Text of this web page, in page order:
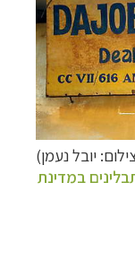
יובל נעמן)
במדינת